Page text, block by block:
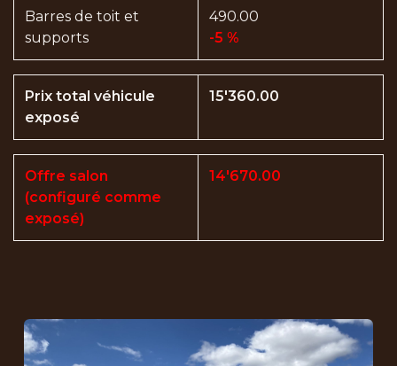
Barres de toit et
supports
490.00
-5 %
Prix total véhicule
exposé
15'360.00
Offre salon
(configuré comme
exposé)
14'670.00